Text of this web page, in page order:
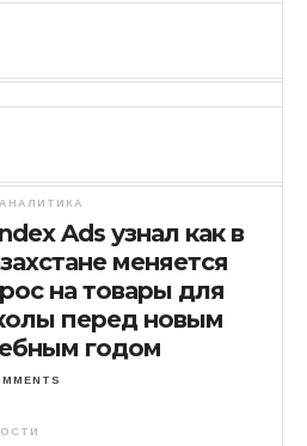
Ads узнал как в
меняется
на товары для
перед новым
годом